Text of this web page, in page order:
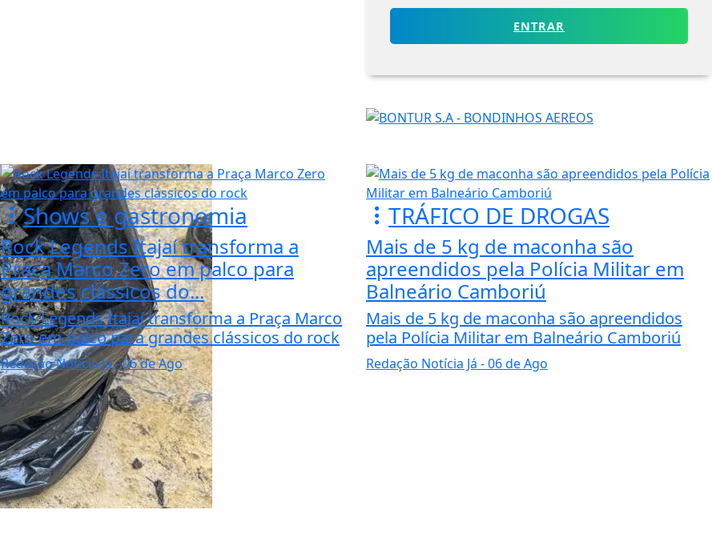
ENTRAR
Shows e gastronomia
Rock Legends Itajaí transforma a
Praça Marco Zero em palco para
grandes clássicos do...
Rock Legends Itajaí transforma a Praça Marco
Zero em palco para grandes clássicos do rock
Redação Notícia Já- 06 de Ago
TRÁFICO DE DROGAS
Mais de 5 kg de maconha são
apreendidos pela Polícia Militar em
Balneário Camboriú
Mais de 5 kg de maconha são apreendidos
pela Polícia Militar em Balneário Camboriú
Redação Notícia Já - 06 de Ago